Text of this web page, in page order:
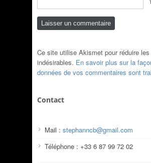
Ce site utilise Akismet pour réduire les
indésirables. En savoir plus sur la
données de vos commentaires sont
Contact
Mail : stephanncb@gmail.com
Téléphone : +33 6 87 99 72 02